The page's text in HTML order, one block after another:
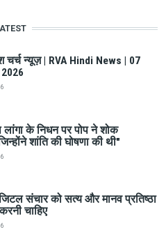
चर्च न्यूज़ | RVA Hindi News | 07
लांगा के निधन पर पोप ने शोक
शांति की घोषणा की थी"
संचार को सत्य और मानव प्रतिष्ठा
चाहिए